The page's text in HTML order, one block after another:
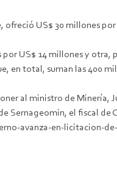
ofreció US$ 30 millones
US$ 14 millones y
en total, suman las 400
al ministro de
el fiscal
avanza-en-licitacion-